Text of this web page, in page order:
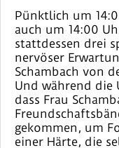
Pünktlich um
auch um 14:00
stattdessen drei
nervöser
Schambach von
Und während die
dass Frau
gekommen, um
einer Härte, die